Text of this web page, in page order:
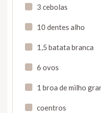
3 cebolas
10 dentes alho
1,5 batata branca
6 ovos
1 broa de milho
coentros